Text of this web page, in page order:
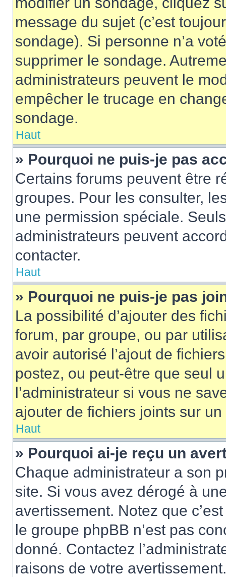
message du sujet (c’est
sondage). Si personne n’a
supprimer le sondage.
administrateurs peuvent le
empêcher le trucage en
sondage.
Haut
» Pourquoi ne puis-je pas
Certains forums peuvent être
groupes. Pour les consulter,
une permission spéciale.
administrateurs peuvent
contacter.
Haut
» Pourquoi ne puis-je pas
La possibilité d’ajouter des
forum, par groupe, ou par
avoir autorisé l’ajout de
postez, ou peut-être que seul
l’administrateur si vous ne
ajouter de fichiers joints sur un
Haut
» Pourquoi ai-je reçu un
Chaque administrateur a son
site. Si vous avez dérogé à
avertissement. Notez que
le groupe phpBB n’est pas
donné. Contactez
raisons de votre avertissement.